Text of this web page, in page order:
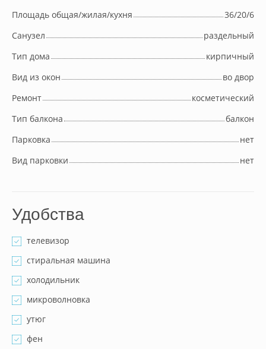
Площадь общая/жилая/кухня
36/20/6
Cанузел
раздельный
Тип дома
кирпичный
Вид из окон
во двор
Ремонт
косметический
Тип балкона
балкон
Парковка
нет
Вид парковки
нет
Удобства
телевизор
стиральная машина
холодильник
микроволновка
утюг
фен